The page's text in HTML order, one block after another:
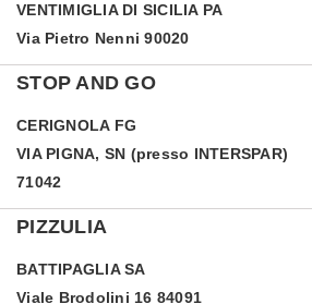
VENTIMIGLIA DI SICILIA PA
Via Pietro Nenni 90020
STOP AND GO
CERIGNOLA FG
VIA PIGNA, SN (presso INTERSPAR)
71042
PIZZULIA
BATTIPAGLIA SA
Viale Brodolini 16 84091